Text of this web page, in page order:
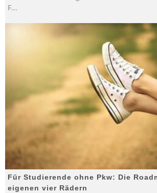
F...
Für Studierende ohne Pkw: Die
eigenen vier Rädern